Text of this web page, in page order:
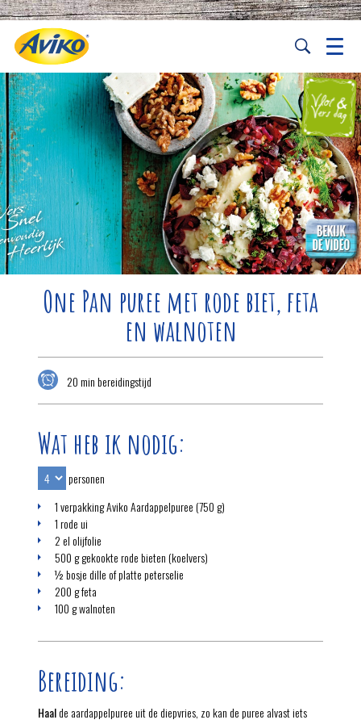
One Pan puree met rode biet, feta
en walnoten
20 min bereidingstijd
Wat heb ik nodig:
personen
1 verpakking Aviko Aardappelpuree (750 g)
1 rode ui
2 el olijfolie
500 g gekookte rode bieten (koelvers)
½ bosje dille of platte peterselie
200 g feta
100 g walnoten
Bereiding:
Haalde aardappelpuree uit de diepvries, zo kan de puree alvast iets